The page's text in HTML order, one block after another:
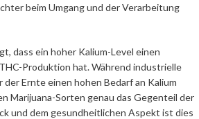
beim Umgang und der Verarbeitung
dass ein hoher Kalium-Level einen
Produktion hat. Während industrielle
Ernte einen hohen Bedarf an Kalium
Marijuana-Sorten genau das Gegenteil der
und dem gesundheitlichen Aspekt ist dies